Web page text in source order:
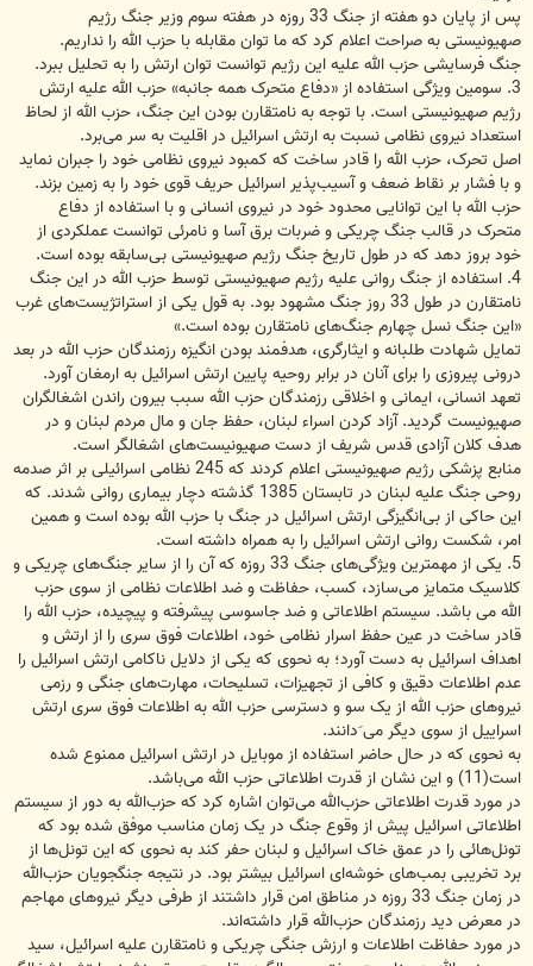
پس از پایان دو هفته از جنگ 33 روزه در هفته سوم وزیر جنگ رژیم
صهیونیستی به صراحت اعلام کرد که ما توان مقابله با حزب الله را نداریم.
جنگ فرسایشی حزب الله علیه این رژیم توانست توان ارتش را به تحلیل ببرد.
3. سومین ویژگی استفاده از «دفاع متحرک همه جانبه» حزب الله علیه ارتش
رژیم صهیونیستی است. با توجه به نامتقارن بودن این جنگ، حزب الله از لحاظ
استعداد نیروی نظامی نسبت به ارتش اسرائیل در اقلیت به سر می‌برد.
اصل تحرک، حزب الله را قادر ساخت که کمبود نیروی نظامی خود را جبران نماید
و با فشار بر نقاط ضعف و آسیب‌پذیر اسرائیل حریف قوی خود را به زمین بزند.
حزب الله با این توانایی محدود خود در نیروی انسانی و با استفاده از دفاع
متحرک در قالب جنگ چریکی و ضربات برق آسا و نامرئی توانست عملکردی از
خود بروز دهد که در طول تاریخ جنگ رژیم صهیونیستی بی‌سابقه بوده است.
4. استفاده از جنگ روانی علیه رژیم صهیونیستی توسط حزب الله در این جنگ
نامتقارن در طول 33 روز جنگ مشهود بود. به قول یکی از استراتژیست‌های غرب
«این جنگ نسل چهارم جنگ‌های نامتقارن بوده است.»
تمایل شهادت طلبانه و ایثارگری، هدفمند بودن انگیزه رزمندگان حزب الله در بعد
درونی پیروزی را برای آنان در برابر روحیه پایین ارتش اسرائیل به ارمغان آورد.
تعهد انسانی، ایمانی و اخلاقی رزمندگان حزب الله سبب بیرون راندن اشغالگران
صهیونیست گردید. آزاد کردن اسراء لبنان، حفظ جان و مال مردم لبنان و در
هدف کلان آزادی قدس شریف از دست صهیونیست‌های اشغالگر است.
منابع پزشکی رژیم صهیونیستی اعلام کردند که 245 نظامی اسرائیلی بر اثر صدمه
روحی جنگ علیه لبنان در تابستان 1385 گذشته دچار بیماری روانی شدند. که
این حاکی از بی‌انگیزگی ارتش اسرائیل در جنگ با حزب الله بوده است و همین
امر، شکست روانی ارتش اسرائیل را به همراه داشته است.
5. یکی از مهمترین ویژگی‌های جنگ 33 روزه که آن را از سایر جنگ‌های چریکی و
کلاسیک متمایز می‌سازد، کسب، حفاظت و ضد اطلاعات نظامی از سوی حزب
الله می باشد. سیستم اطلاعاتی و ضد جاسوسی پیشرفته و پیچیده، حزب الله را
قادر ساخت در عین حفظ اسرار نظامی خود، اطلاعات فوق سری را از ارتش و
اهداف اسرائیل به دست آورد؛ به نحوی که یکی از دلایل ناکامی ارتش اسرائیل را
عدم اطلاعات دقیق و کافی از تجهیزات، تسلیحات، مهارت‌های جنگی و رزمی
نیروهای حزب الله از یک سو و دسترسی حزب الله به اطلاعات فوق سری ارتش
اسراییل از سوی دیگر می َدانند.
به نحوی که در حال حاضر استفاده از موبایل در ارتش اسرائیل ممنوع شده
است(11) و این نشان از قدرت اطلاعاتی حزب الله می‌باشد.
در مورد قدرت اطلاعاتی حزب‌الله می‌توان اشاره کرد که حزب‌الله به دور از سیستم
اطلاعاتی اسرائیل پیش از وقوع جنگ در یک زمان مناسب موفق شده بود که
تونل‌هائی را در عمق خاک اسرائیل و لبنان حفر کند به نحوی که این تونل‌ها از
برد تخریبی بمب‌های خوشه‌ای اسرائیل بیشتر بود. در نتیجه جنگجویان حزب‌الله
در زمان جنگ 33 روزه در مناطق امن قرار داشتند از طرفی دیگر نیروهای مهاجم
در معرض دید رزمندگان حزب‌الله قرار داشته‌اند.
در مورد حفاظت اطلاعات و ارزش جنگی چریکی و نامتقارن علیه اسرائیل، سید